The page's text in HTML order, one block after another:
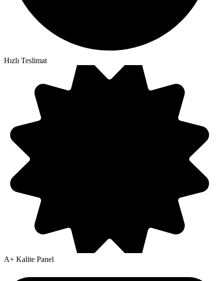
Hızlı Teslimat
A+ Kalite Panel